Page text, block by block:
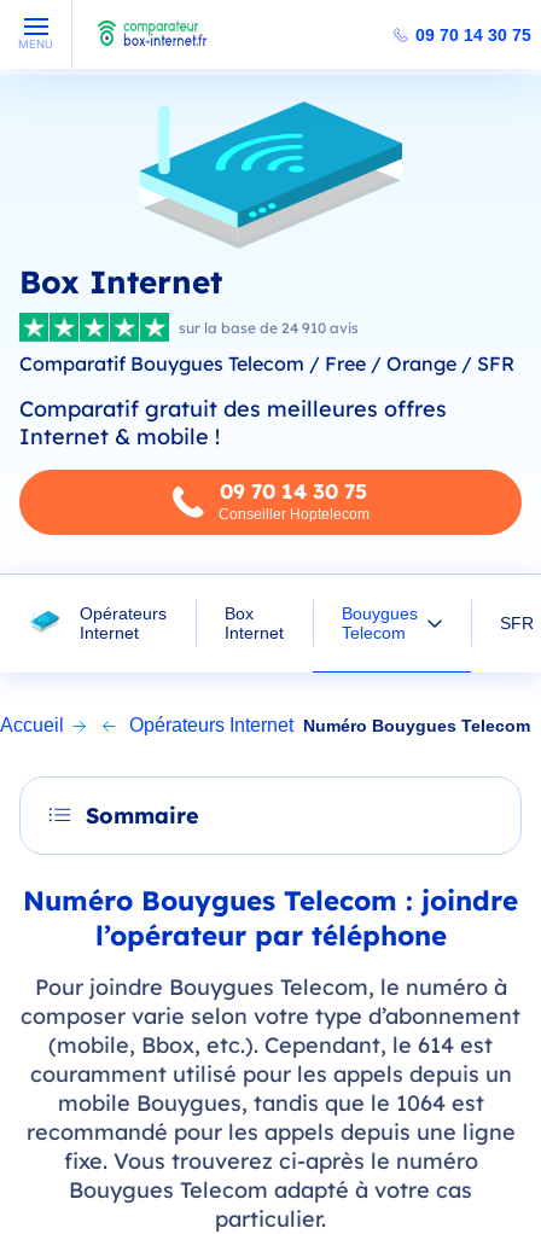
MENU 09 70 14 30 75
Box Internet
sur la base de 24 910 avis
Comparatif Bouygues Telecom / Free / Orange / SFR
Comparatif gratuit des meilleures offres
Internet & mobile !
09 70 14 30 75
Conseiller Hoptelecom
Opérateurs
Internet
Box
Internet
Bouygues
Telecom
SFR
Accueil Opérateurs Internet Numéro Bouygues Telecom
Sommaire
Numéro Bouygues Telecom : joindre
l’opérateur par téléphone
Pour joindre Bouygues Telecom, le numéro à
composer varie selon votre type d’abonnement
(mobile, Bbox, etc.). Cependant, le 614 est
couramment utilisé pour les appels depuis un
mobile Bouygues, tandis que le 1064 est
recommandé pour les appels depuis une ligne
fixe. Vous trouverez ci-après le numéro
Bouygues Telecom adapté à votre cas
particulier.